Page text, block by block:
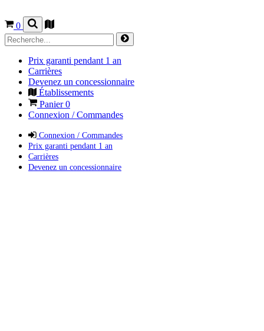
0
Prix garanti pendant 1 an
Carrières
Devenez un concessionnaire
Établissements
Panier0
Connexion / Commandes
Connexion / Commandes
Prix garanti pendant 1 an
Carrières
Devenez un concessionnaire